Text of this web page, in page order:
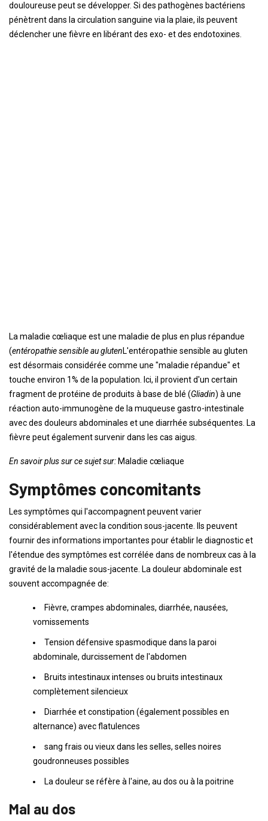
douloureuse peut se développer. Si des pathogènes bactériens
pénètrent dans la circulation sanguine via la plaie, ils peuvent
déclencher une fièvre en libérant des exo- et des endotoxines.
La maladie cœliaque est une maladie de plus en plus répandue
(entéropathie sensible au glutenL'entéropathie sensible au gluten
est désormais considérée comme une "maladie répandue" et
touche environ 1% de la population. Ici, il provient d'un certain
fragment de protéine de produits à base de blé (Gliadin) à une
réaction auto-immunogène de la muqueuse gastro-intestinale
avec des douleurs abdominales et une diarrhée subséquentes. La
fièvre peut également survenir dans les cas aigus.
En savoir plus sur ce sujet sur: Maladie cœliaque
Symptômes concomitants
Les symptômes qui l'accompagnent peuvent varier
considérablement avec la condition sous-jacente. Ils peuvent
fournir des informations importantes pour établir le diagnostic et
l'étendue des symptômes est corrélée dans de nombreux cas à la
gravité de la maladie sous-jacente. La douleur abdominale est
souvent accompagnée de:
Fièvre, crampes abdominales, diarrhée, nausées,
vomissements
Tension défensive spasmodique dans la paroi
abdominale, durcissement de l'abdomen
Bruits intestinaux intenses ou bruits intestinaux
complètement silencieux
Diarrhée et constipation (également possibles en
alternance) avec flatulences
sang frais ou vieux dans les selles, selles noires
goudronneuses possibles
La douleur se réfère à l'aine, au dos ou à la poitrine
Mal au dos